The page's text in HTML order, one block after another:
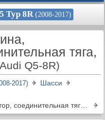
Typ 8R (2008-2017)
тяга,
Q5-8R)
2017)
Шасси